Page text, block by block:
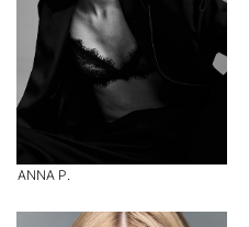
ANNA P.